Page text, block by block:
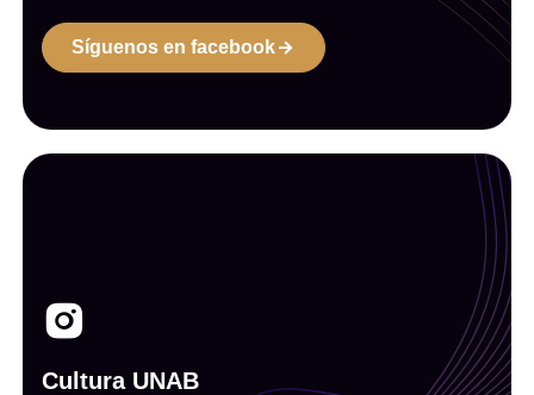
Síguenos en facebook
Cultura UNAB